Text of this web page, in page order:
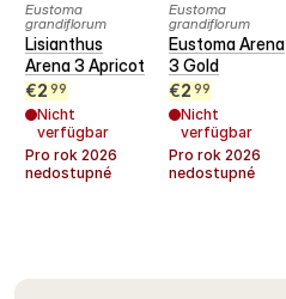
Eustoma
grandiflorum
Lisianthus
Arena 3 Apricot
€2 99
Nicht
verfügbar
Pro rok 2026
nedostupné
Eustoma
grandiflorum
Eustoma Arena
3 Gold
€2 99
Nicht
verfügbar
Pro rok 2026
nedostupné